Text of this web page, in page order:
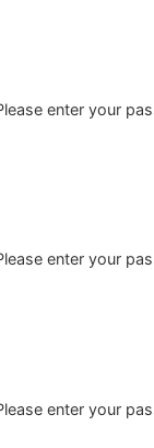
enter your
enter your
enter your